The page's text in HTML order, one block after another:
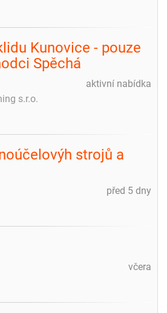
Kunovice - pouze
Spěchá
aktivní nabídka
s.r.o.
strojů a
před 5 dny
včera